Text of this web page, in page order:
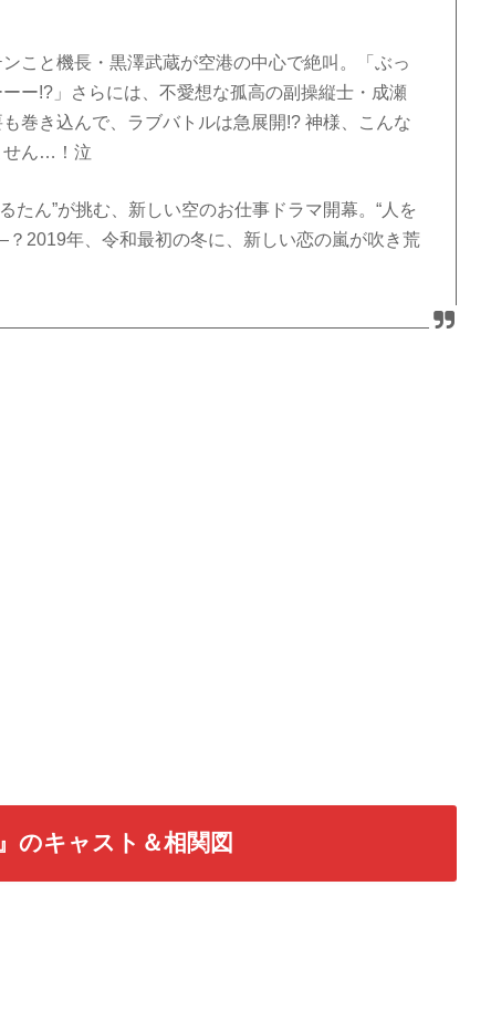
こと機長・黒澤武蔵が空港の中心で絶叫。「ぶっ
ー!?」さらには、不愛想な孤高の副操縦士・成瀬
巻き込んで、ラブバトルは急展開!? 神様、こんな
せん…！泣
たん”が挑む、新しい空のお仕事ドラマ開幕。“人を
2019年、令和最初の冬に、新しい恋の嵐が吹き荒
のキャスト＆相関図